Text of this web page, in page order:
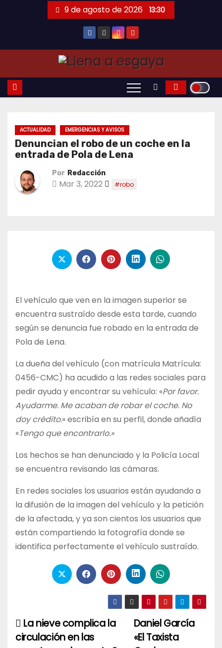
9 de agosto de 2026 13:30
ACTUALIDAD EMERGENCIAS Y AVISOS
Denuncian el robo de un coche en la
entrada de Pola de Lena
Por Redacción
Mar 3, 2022 #robo
El vehículo que ven en la imagen superior se
encuentra sustraído desde esta tarde, cuando
según se denuncia fue robado en la entrada de
Pola de Lena.
La dueña del vehículo (con matrícula Matrícula:
0456-CMC) ha acudido a las redes sociales para
pedir ayuda y encontrar su vehículo: «Por favor.
Ayudarme. Me acaban de robar el coche. No
doy crédito.» escribía en su perfil, donde añadía
«Tengo que encontrarlo.»
Los hechos se han denunciado y la Policía Local
se encuentra revisando las cámaras.
En redes sociales los usuarios están ayudando a
la difusión de la imagen del vehículo y la petición
de la afectada, y ya son cientos los usuarios que
están compartiendo la fotografía donde se
identifica perfectamente el vehículo sustraído.
Navegación
Daniel García
«El Taxista
La nieve complica la
circulación en las